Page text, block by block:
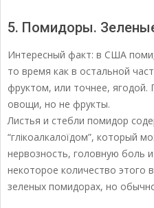
5. Помидоры.
Интересный факт: в США
то время как в остальной
фруктом, или точнее, ягодой.
овощи, но не фрукты.
Листья и стебли помидор
“глікоалкалоїдом”, который
нервозность, головную боль
некоторое количество этого
зеленых помидорах, но